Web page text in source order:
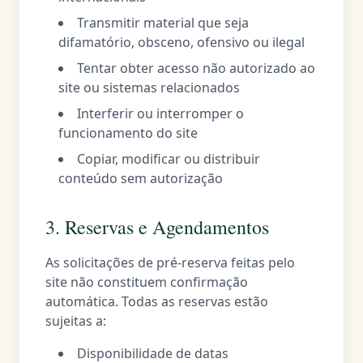
Transmitir material que seja
difamatório, obsceno, ofensivo ou ilegal
Tentar obter acesso não autorizado ao
site ou sistemas relacionados
Interferir ou interromper o
funcionamento do site
Copiar, modificar ou distribuir
conteúdo sem autorização
3. Reservas e Agendamentos
As solicitações de pré-reserva feitas pelo
site não constituem confirmação
automática. Todas as reservas estão
sujeitas a:
Disponibilidade de datas